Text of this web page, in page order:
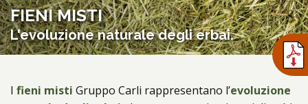
FIENI MISTI
L'evoluzione naturale degli erbai.
I fieni misti Gruppo Carli rappresentano l’evoluzione